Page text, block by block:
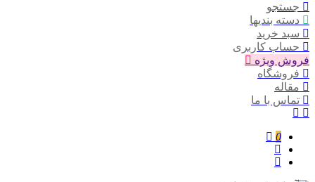
جستجو
دسته بندیها
سبد خرید
حساب کاربری
فروش ویژه
فروشگاه
مقاله
تماس با ما
0